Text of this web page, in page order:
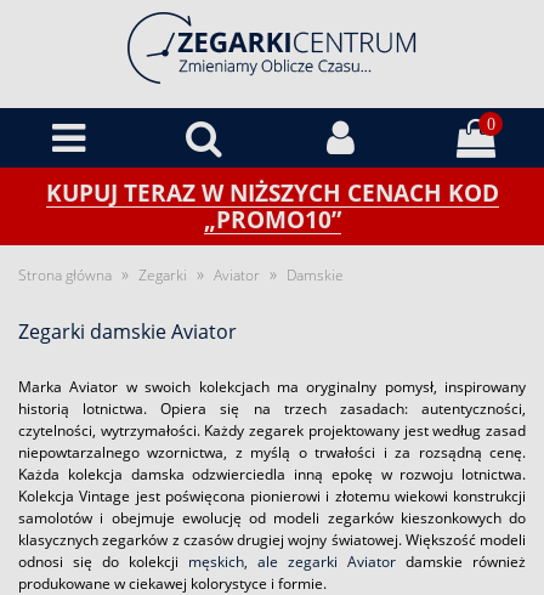
0
KUPUJ TERAZ W NIŻSZYCH CENACH KOD
„PROMO10”
Strona główna » Zegarki » Aviator » Damskie
Zegarki damskie Aviator
Marka Aviator w swoich kolekcjach ma oryginalny pomysł, inspirowany
historią lotnictwa. Opiera się na trzech zasadach: autentyczności,
czytelności, wytrzymałości. Każdy zegarek projektowany jest według zasad
niepowtarzalnego wzornictwa, z myślą o trwałości i za rozsądną cenę.
Każda kolekcja damska odzwierciedla inną epokę w rozwoju lotnictwa.
Kolekcja Vintage jest poświęcona pionierowi i złotemu wiekowi konstrukcji
samolotów i obejmuje ewolucję od modeli zegarków kieszonkowych do
klasycznych zegarków z czasów drugiej wojny światowej. Większość modeli
odnosi się do kolekcji męskich, ale zegarki Aviator damskie również
produkowane w ciekawej kolorystyce i formie.